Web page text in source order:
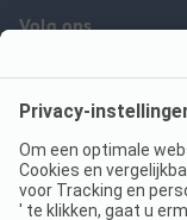
Volg ons
ANWB Camping App